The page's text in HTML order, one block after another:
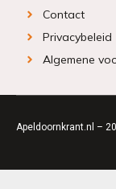
Contact
Privacybeleid
Algemene
Apeldoornkrant.nl –